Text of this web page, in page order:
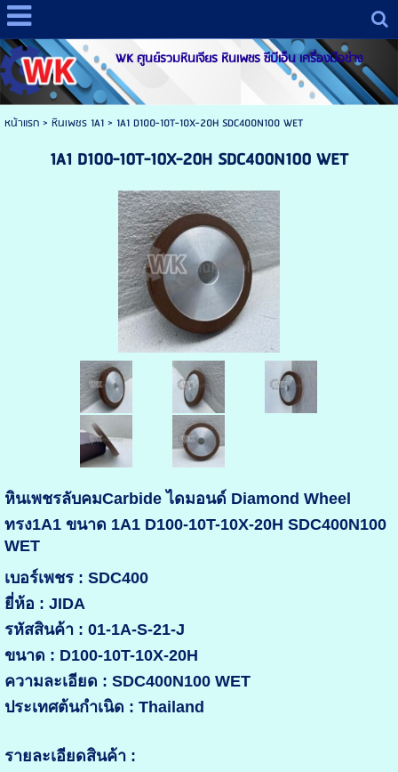
WK ศูนย์รวมหินเจียร หินเพชร ซีบีเอ็น เครื่องมือช่าง
หน้าแรก> หินเพชร 1A1> 1A1 D100-10T-10X-20H SDC400N100 WET
1A1 D100-10T-10X-20H SDC400N100 WET
หินเพชรลับคมCarbide ไดมอนด์ Diamond Wheel
ทรง1A1 ขนาด 1A1 D100-10T-10X-20H SDC400N100
WET
เบอร์เพชร : SDC400
ยี่ห้อ : JIDA
รหัสสินค้า : 01-1A-S-21-J
ขนาด : D100-10T-10X-20H
ความละเอียด : SDC400N100 WET
ประเทศต้นกำเนิด : Thailand
รายละเอียดสินค้า :